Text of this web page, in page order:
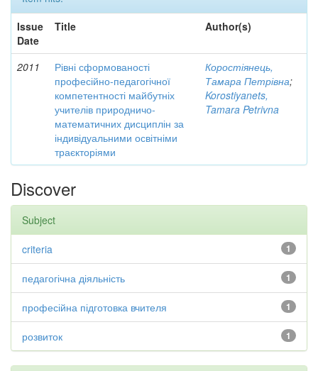
Issue
Date
Title Author(s)
2011
Рівні сформованості
професійно-педагогічної
компетентності майбутніх
учителів природничо-
математичних дисциплін за
індивідуальними освітніми
траєкторіями
Коростіянець,
Тамара Петрівна;
Korostiyanets,
Tamara Petrivna
Discover
Subject
1
criteria
1
педагогічна діяльність
1
професійна підготовка вчителя
1
розвиток